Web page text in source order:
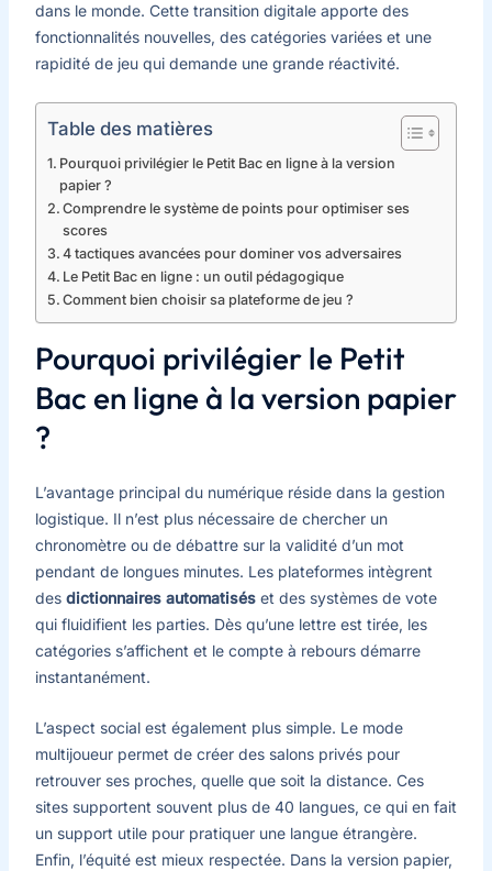
dans le monde. Cette transition digitale apporte des
fonctionnalités nouvelles, des catégories variées et une
rapidité de jeu qui demande une grande réactivité.
Table des matières
Pourquoi privilégier le Petit Bac en ligne à la version
papier ?
Comprendre le système de points pour optimiser ses
scores
4 tactiques avancées pour dominer vos adversaires
Le Petit Bac en ligne : un outil pédagogique
Comment bien choisir sa plateforme de jeu ?
Pourquoi privilégier le Petit
Bac en ligne à la version papier
?
L’avantage principal du numérique réside dans la gestion
logistique. Il n’est plus nécessaire de chercher un
chronomètre ou de débattre sur la validité d’un mot
pendant de longues minutes. Les plateformes intègrent
des dictionnaires automatiséset des systèmes de vote
qui fluidifient les parties. Dès qu’une lettre est tirée, les
catégories s’affichent et le compte à rebours démarre
instantanément.
L’aspect social est également plus simple. Le mode
multijoueur permet de créer des salons privés pour
retrouver ses proches, quelle que soit la distance. Ces
sites supportent souvent plus de 40 langues, ce qui en fait
un support utile pour pratiquer une langue étrangère.
Enfin, l’équité est mieux respectée. Dans la version papier,